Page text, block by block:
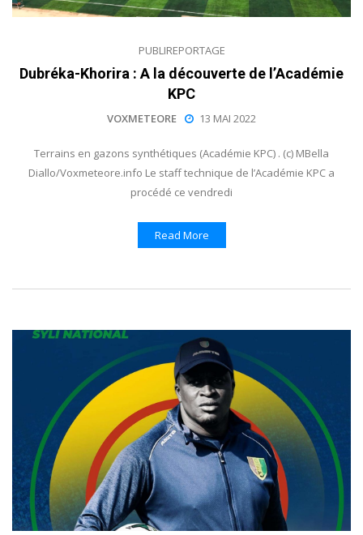
PUBLIREPORTAGE
Dubréka-Khorira : A la découverte de l’Académie
KPC
VOXMETEORE 13 MAI 2022
Terrains en gazons synthétiques (Académie KPC) . (c) MBella
Diallo/Voxmeteore.info Le staff technique de l’Académie KPC a
procédé ce vendredi
Read More